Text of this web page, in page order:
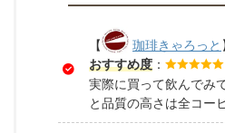
【 珈琲きゃろっと
おすすめ度 ：
実際に買って飲んでみ
と品質の高さは全コー